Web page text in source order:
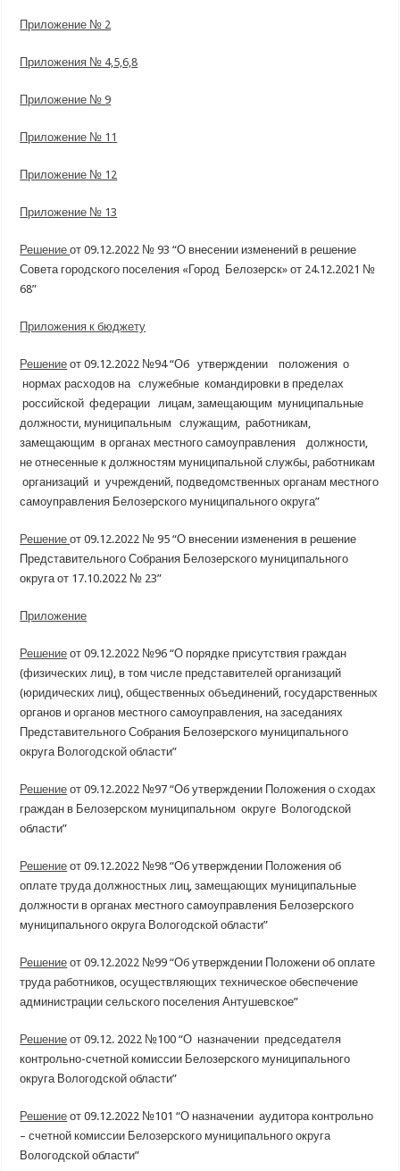
Приложение № 2
Приложения № 4,5,6,8
Приложение № 9
Приложение № 11
Приложение № 12
Приложение № 13
Решениеот 09.12.2022 № 93 “О внесении изменений в решение
Совета городского поселения «Город Белозерск» от 24.12.2021 №
68”
Приложения к бюджету
Решение от 09.12.2022 №94 “Об утверждении положения о
нормах расходов на служебные командировки в пределах
российской федерации лицам, замещающим муниципальные
должности, муниципальным служащим, работникам,
замещающим в органах местного самоуправления должности,
не отнесенные к должностям муниципальной службы, работникам
организаций и учреждений, подведомственных органам местного
самоуправления Белозерского муниципального округа”
Решениеот 09.12.2022 № 95 “О внесении изменения в решение
Представительного Собрания Белозерского муниципального
округа от 17.10.2022 № 23”
Приложение
Решение от 09.12.2022 №96 “О порядке присутствия граждан
(физических лиц), в том числе представителей организаций
(юридических лиц), общественных объединений, государственных
органов и органов местного самоуправления, на заседаниях
Представительного Собрания Белозерского муниципального
округа Вологодской области”
Решение от 09.12.2022 №97 “Об утверждении Положения о сходах
граждан в Белозерском муниципальном округе Вологодской
области”
Решение от 09.12.2022 №98 “Об утверждении Положения об
оплате труда должностных лиц, замещающих муниципальные
должности в органах местного самоуправления Белозерского
муниципального округа Вологодской области”
Решение от 09.12.2022 №99 “Об утверждении Положени об оплате
труда работников, осуществляющих техническое обеспечение
администрации сельского поселения Антушевское”
Решение от 09.12. 2022 №100 “О назначении председателя
контрольно-счетной комиссии Белозерского муниципального
округа Вологодской области”
Решение от 09.12.2022 №101 “О назначении аудитора контрольно
– счетной комиссии Белозерского муниципального округа
Вологодской области”